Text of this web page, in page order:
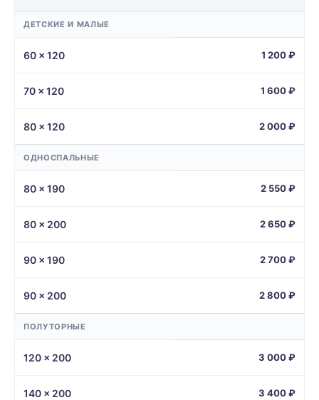
ДЕТСКИЕ И МАЛЫЕ
60 × 120 1 200 ₽
70 × 120 1 600 ₽
80 × 120 2 000 ₽
ОДНОСПАЛЬНЫЕ
80 × 190 2 550 ₽
80 × 200 2 650 ₽
90 × 190 2 700 ₽
90 × 200 2 800 ₽
ПОЛУТОРНЫЕ
120 × 200 3 000 ₽
140 × 200 3 400 ₽